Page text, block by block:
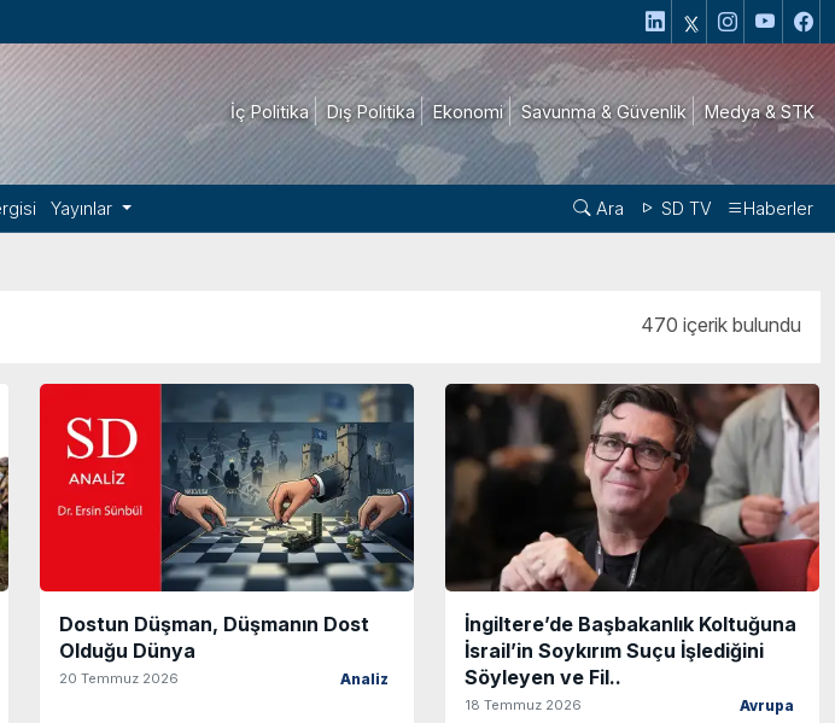
İç Politika Dış Politika Ekonomi Savunma & Güvenlik Medya & STK
Yayınlar Ara SD TV Haberler
470 içerik bulundu
Dostun Düşman, Düşmanın Dost
Olduğu Dünya
20 Temmuz 2026 Analiz
İngiltere’de Başbakanlık Koltuğuna
İsrail’in Soykırım Suçu İşlediğini
Söyleyen ve Fil..
18 Temmuz 2026 Avrupa